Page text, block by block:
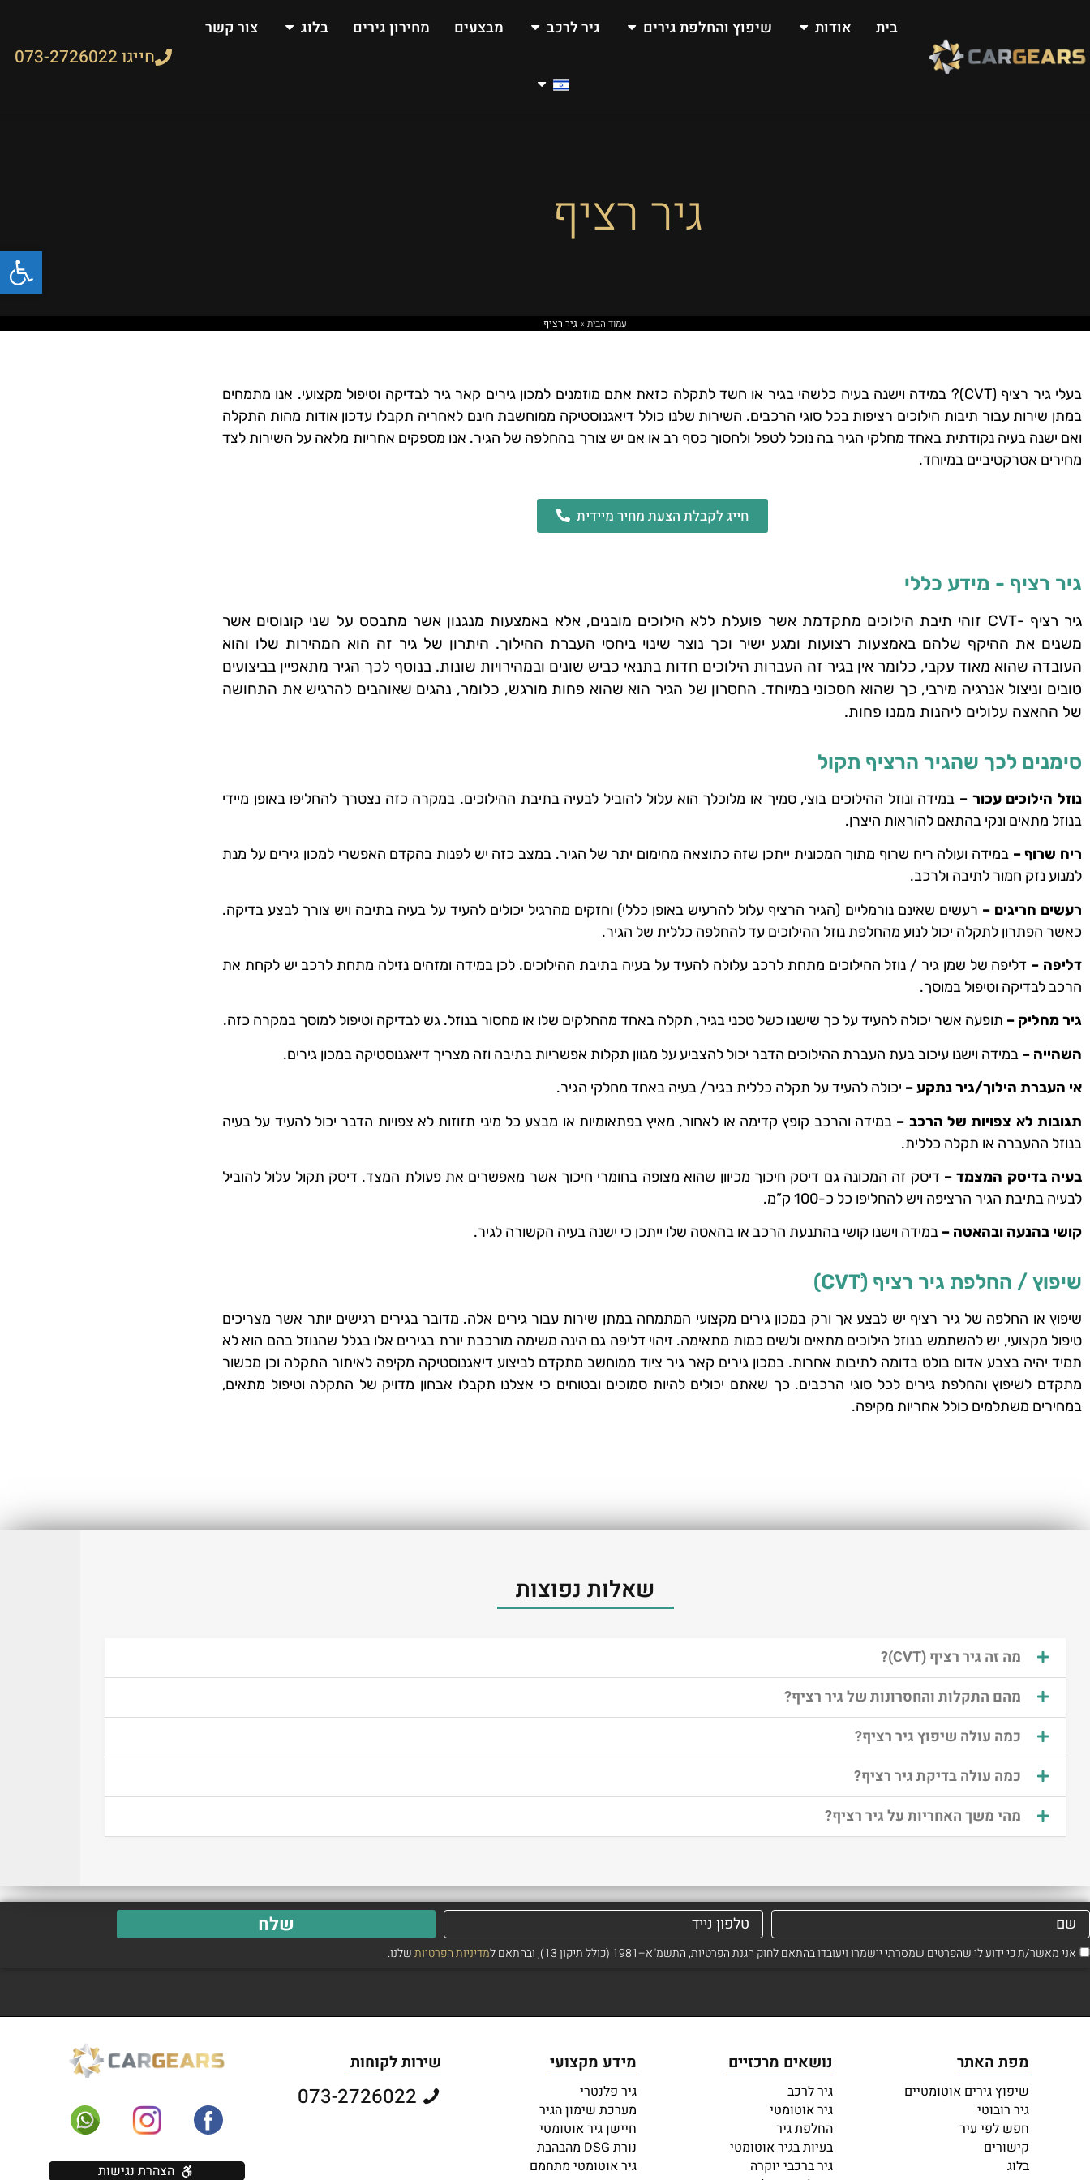
בית אודות שיפוץ והחלפת גירים גיר לרכב מבצעים מחירון גירים בלוג צור קשר
חייגו 073-2726022
גיר רציף
עמוד הבית » גיר רציף
בעלי גיר רציף (CVT)? במידה וישנה בעיה כלשהי בגיר או חשד לתקלה כזאת אתם מוזמנים למכון גירים קאר גיר לבדיקה וטיפול מקצועי. אנו מתמחים
במתן שירות עבור תיבות הילוכים רציפות בכל סוגי הרכבים. השירות שלנו כולל דיאגנוסטיקה ממוחשבת חינם לאחריה תקבלו עדכון אודות מהות התקלה
ואם ישנה בעיה נקודתית באחד מחלקי הגיר בה נוכל לטפל ולחסוך כסף רב או אם יש צורך בהחלפה של הגיר. אנו מספקים אחריות מלאה על השירות לצד
מחירים אטרקטיביים במיוחד.
חייג לקבלת הצעת מחיר מיידית
גיר רציף - מידע כללי
גיר רציף -CVT זוהי תיבת הילוכים מתקדמת אשר פועלת ללא הילוכים מובנים, אלא באמצעות מנגנון אשר מתבסס על שני קונוסים אשר
משנים את ההיקף שלהם באמצעות רצועות ומגע ישיר וכך נוצר שינוי ביחסי העברת ההילוך. היתרון של גיר זה הוא המהירות שלו והוא
העובדה שהוא מאוד עקבי, כלומר אין בגיר זה העברות הילוכים חדות בתנאי כביש שונים ובמהירויות שונות. בנוסף לכך הגיר מתאפיין בביצועים
טובים וניצול אנרגיה מירבי, כך שהוא חסכוני במיוחד. החסרון של הגיר הוא שהוא פחות מורגש, כלומר, נהגים שאוהבים להרגיש את התחושה
של ההאצה עלולים ליהנות ממנו פחות.
סימנים לכך שהגיר הרציף תקול
נוזל הילוכים עכור – במידה ונוזל ההילוכים בוצי, סמיך או מלוכלך הוא עלול להוביל לבעיה בתיבת ההילוכים. במקרה כזה נצטרך להחליפו באופן מיידי
בנוזל מתאים ונקי בהתאם להוראות היצרן.
ריח שרוף – במידה ועולה ריח שרוף מתוך המכונית ייתכן שזה כתוצאה מחימום יתר של הגיר. במצב כזה יש לפנות בהקדם האפשרי למכון גירים על מנת
למנוע נזק חמור לתיבה ולרכב.
רעשים חריגים – רעשים שאינם נורמליים (הגיר הרציף עלול להרעיש באופן כללי) וחזקים מהרגיל יכולים להעיד על בעיה בתיבה ויש צורך לבצע בדיקה.
כאשר הפתרון לתקלה יכול לנוע מהחלפת נוזל ההילוכים עד להחלפה כללית של הגיר.
דליפה – דליפה של שמן גיר / נוזל ההילוכים מתחת לרכב עלולה להעיד על בעיה בתיבת ההילוכים. לכן במידה ומזהים נזילה מתחת לרכב יש לקחת את
הרכב לבדיקה וטיפול במוסך.
גיר מחליק – תופעה אשר יכולה להעיד על כך שישנו כשל טכני בגיר, תקלה באחד מהחלקים שלו או מחסור בנוזל. גש לבדיקה וטיפול למוסך במקרה כזה.
השהייה – במידה וישנו עיכוב בעת העברת ההילוכים הדבר יכול להצביע על מגוון תקלות אפשריות בתיבה וזה מצריך דיאגנוסטיקה במכון גירים.
אי העברת הילוך/גיר נתקע – יכולה להעיד על תקלה כללית בגיר/ בעיה באחד מחלקי הגיר.
תגובות לא צפויות של הרכב – במידה והרכב קופץ קדימה או לאחור, מאיץ בפתאומיות או מבצע כל מיני תזוזות לא צפויות הדבר יכול להעיד על בעיה
בנוזל ההעברה או תקלה כללית.
בעיה בדיסק המצמד – דיסק זה המכונה גם דיסק חיכוך מכיוון שהוא מצופה בחומרי חיכוך אשר מאפשרים את פעולת המצד. דיסק תקול עלול להוביל
לבעיה בתיבת הגיר הרציפה ויש להחליפו כל כ-100 ק”מ.
קושי בהנעה ובהאטה – במידה וישנו קושי בהתנעת הרכב או בהאטה שלו ייתכן כי ישנה בעיה הקשורה לגיר.
שיפוץ / החלפת גיר רציף (CVTׁׂ)
שיפוץ או החלפה של גיר רציף יש לבצע אך ורק במכון גירים מקצועי המתמחה במתן שירות עבור גירים אלה. מדובר בגירים רגישים יותר אשר מצריכים
טיפול מקצועי, יש להשתמש בנוזל הילוכים מתאים ולשים כמות מתאימה. זיהוי דליפה גם הינה משימה מורכבת יורת בגירים אלו בגלל שהנוזל בהם הוא לא
תמיד יהיה בצבע אדום בולט בדומה לתיבות אחרות. במכון גירים קאר גיר ציוד ממוחשב מתקדם לביצוע דיאגנוסטיקה מקיפה לאיתור התקלה וכן מכשור
מתקדם לשיפוץ והחלפת גירים לכל סוגי הרכבים. כך שאתם יכולים להיות סמוכים ובטוחים כי אצלנו תקבלו אבחון מדויק של התקלה וטיפול מתאים,
במחירים משתלמים כולל אחריות מקיפה.
שאלות נפוצות
מה זה גיר רציף (CVTׂ)?
מהם התקלות והחסרונות של גיר רציף?
כמה עולה שיפוץ גיר רציף?
כמה עולה בדיקת גיר רציף?
מהי משך האחריות על גיר רציף?
אני מאשר/ת כי ידוע לי שהפרטים שמסרתי יישמרו ויעובדו בהתאם לחוק הגנת הפרטיות, התשמ"א–1981 (כולל תיקון 13), ובהתאם ל מדיניות הפרטיותשלנו.
שלח
מפת האתר
שיפוץ גירים אוטומטיים
גיר רובוטי
חפש לפי עיר
קישורים
בלוג
נושאים מרכזיים
גיר לרכב
גיר אוטומטי
החלפת גיר
בעיות בגיר אוטומטי
גיר ברכבי יוקרה
מידע מקצועי
גיר פלנטרי
מערכת שימון הגיר
חיישן גיר אוטומטי
נורת DSG מהבהבת
גיר אוטומטי מתחמם
שירות לקוחות
הצהרת נגישות